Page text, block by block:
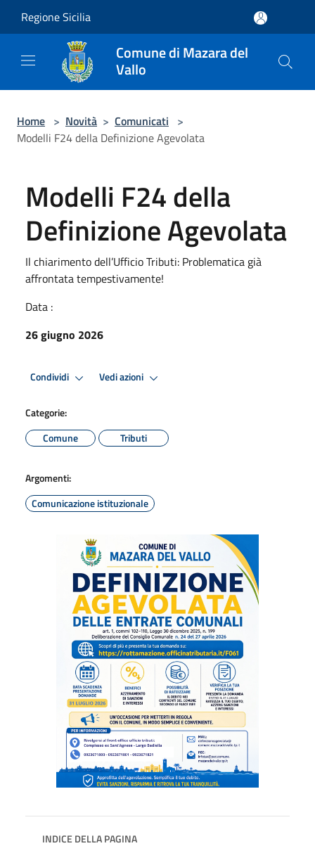
Regione Sicilia
Comune di Mazara del
Vallo
Home > Novità > Comunicati >
Modelli F24 della Definizione Agevolata
Modelli F24 della
Definizione Agevolata
Il chiarimento dell’Ufficio Tributi: Problematica già
affrontata tempestivamente!
Data :
26 giugno 2026
Condividi Vedi azioni
Categorie:
Comune
Tributi
Argomenti:
Comunicazione istituzionale
INDICE DELLA PAGINA